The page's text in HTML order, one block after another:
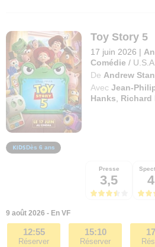
Toy Story 5
17 juin 2026 |
Comédie / U.S.A.
De Andrew
Avec Jean-
Hanks
Richard
Dès 6 ans
Presse
3,5
9 août 2026 - En VF
12:55
Réserver
15:10
Réserver